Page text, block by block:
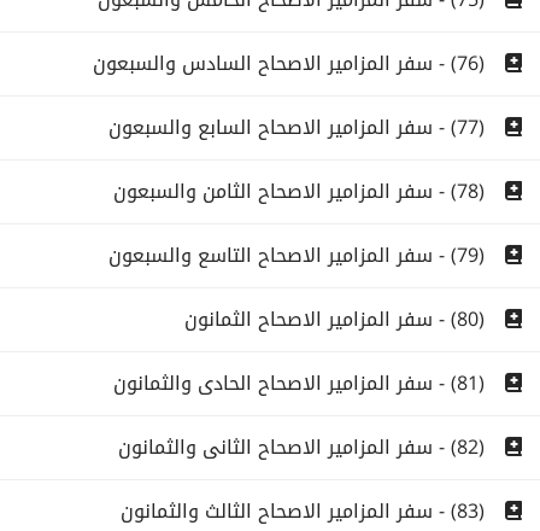
(76) - سفر المزامير الاصحاح السادس والسبعون
(77) - سفر المزامير الاصحاح السابع والسبعون
(78) - سفر المزامير الاصحاح الثامن والسبعون
(79) - سفر المزامير الاصحاح التاسع والسبعون
(80) - سفر المزامير الاصحاح الثمانون
(81) - سفر المزامير الاصحاح الحادى والثمانون
(82) - سفر المزامير الاصحاح الثانى والثمانون
(83) - سفر المزامير الاصحاح الثالث والثمانون